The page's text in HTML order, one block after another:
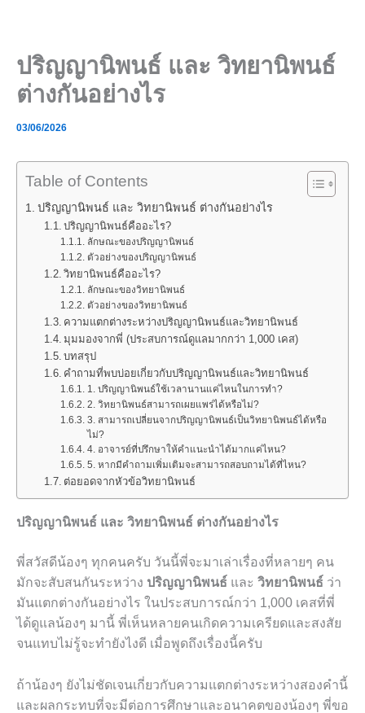
ปริญญานิพนธ์ และ วิทยานิพนธ์
ต่างกันอย่างไร
03/06/2026
Table of Contents
ปริญญานิพนธ์ และ วิทยานิพนธ์ ต่างกันอย่างไร
ปริญญานิพนธ์คืออะไร?
ลักษณะของปริญญานิพนธ์
ตัวอย่างของปริญญานิพนธ์
วิทยานิพนธ์คืออะไร?
ลักษณะของวิทยานิพนธ์
ตัวอย่างของวิทยานิพนธ์
ความแตกต่างระหว่างปริญญานิพนธ์และวิทยานิพนธ์
มุมมองจากพี่ (ประสบการณ์ดูแลมากกว่า 1,000 เคส)
บทสรุป
คำถามที่พบบ่อยเกี่ยวกับปริญญานิพนธ์และวิทยานิพนธ์
1. ปริญญานิพนธ์ใช้เวลานานแค่ไหนในการทำ?
2. วิทยานิพนธ์สามารถเผยแพร่ได้หรือไม่?
3. สามารถเปลี่ยนจากปริญญานิพนธ์เป็นวิทยานิพนธ์ได้หรือ
ไม่?
4. อาจารย์ที่ปรึกษาให้คำแนะนำได้มากแค่ไหน?
5. หากมีคำถามเพิ่มเติมจะสามารถสอบถามได้ที่ไหน?
ต่อยอดจากหัวข้อวิทยานิพนธ์
ปริญญานิพนธ์ และ วิทยานิพนธ์ ต่างกันอย่างไร
พี่สวัสดีน้องๆ ทุกคนครับ วันนี้พี่จะมาเล่าเรื่องที่หลายๆ คน
มักจะสับสนกันระหว่าง ปริญญานิพนธ์ และ วิทยานิพนธ์ ว่า
มันแตกต่างกันอย่างไร ในประสบการณ์กว่า 1,000 เคสที่พี่
ได้ดูแลน้องๆ มานี้ พี่เห็นหลายคนเกิดความเครียดและสงสัย
จนแทบไม่รู้จะทำยังไงดี เมื่อพูดถึงเรื่องนี้ครับ
ถ้าน้องๆ ยังไม่ชัดเจนเกี่ยวกับความแตกต่างระหว่างสองคำนี้
และผลกระทบที่จะมีต่อการศึกษาและอนาคตของน้องๆ พี่ขอ